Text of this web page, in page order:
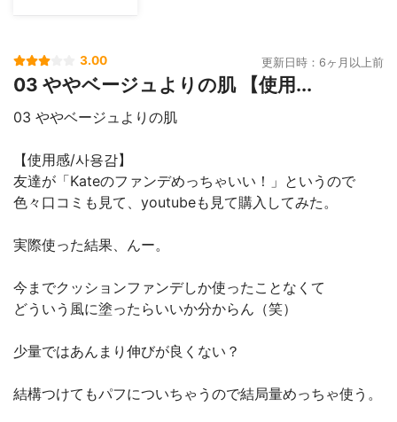
3.00 更新日時：6ヶ月以上前
03 ややベージュよりの肌 【使用...
03 ややベージュよりの肌
【使用感/사용감】
友達が「Kateのファンデめっちゃいい！」というので
色々口コミも見て、youtubeも見て購入してみた。
実際使った結果、んー。
今までクッションファンデしか使ったことなくて
どういう風に塗ったらいいか分からん（笑）
少量ではあんまり伸びが良くない？
結構つけてもパフについちゃうので結局量めっちゃ使う。